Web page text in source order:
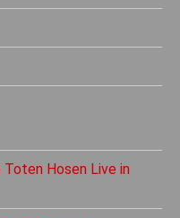
Hosen Live in